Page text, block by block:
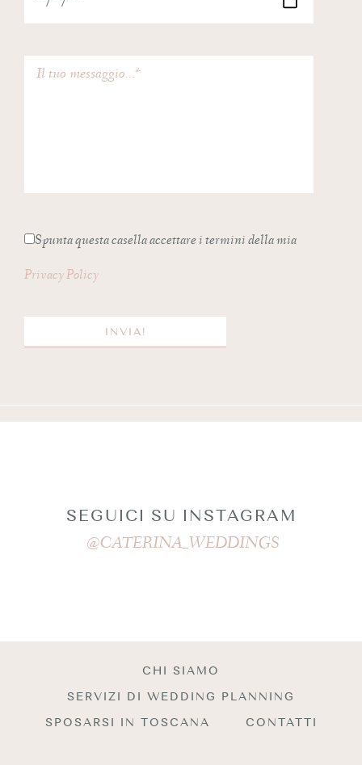
Spunta questa casella accettare i termini della mia
Privacy Policy
SEGUICI SU INSTAGRAM
@CATERINA_WEDDINGS
CHI SIAMO
SERVIZI DI WEDDING PLANNING
SPOSARSI IN TOSCANA
CONTATTI